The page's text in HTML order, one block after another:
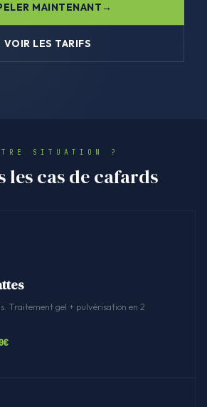
MAINTENANT
VOIR LES TARIFS
SITUATION ?
les cas de cafards
Traitement gel + pulvérisation en 2